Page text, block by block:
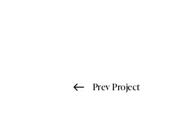
Prev Project